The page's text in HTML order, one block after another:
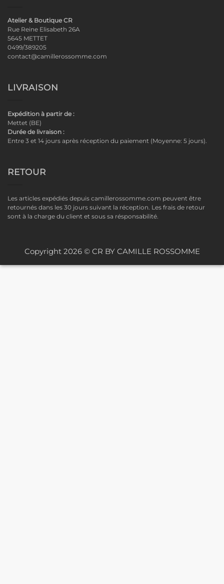
Atelier & Boutique CR
Rue Reine Elisabeth 26A
5645 METTET
0499/389205
contact@camillerossomme.com
LIVRAISON
Expédition à partir de :
Mettet (BE)
Durée de livraison :
Entre 3 et 14 jours après réception du paiement (Moyenne: 5 jours).
RETOUR
Les articles expédiés depuis camillerossomme.com peuvent être
retournés dans les 30 jours suivant la réception. Les frais de retour
sont à la charge du client et sous sa résponsabilité.
Copyright 2026 © CR BY CAMILLE ROSSOMME